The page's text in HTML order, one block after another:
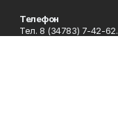
Телефон
Тел. 8 (34783) 7-42-62.